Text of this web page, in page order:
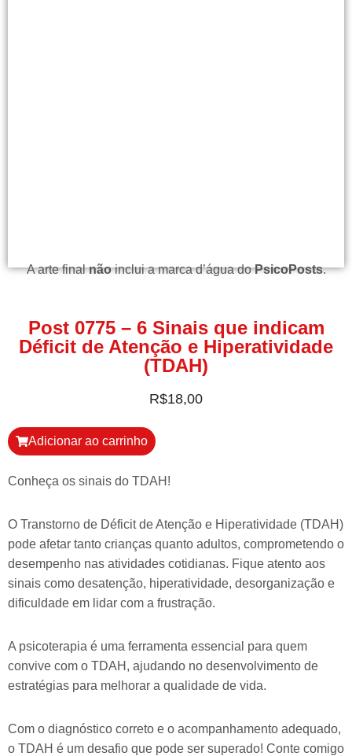
A arte finalnãoinclui a marca d’água doPsicoPosts.
Post 0775 – 6 Sinais que indicam
Déficit de Atenção e Hiperatividade
(TDAH)
R$18,00
Adicionar ao carrinho
Conheça os sinais do TDAH!
O Transtorno de Déficit de Atenção e Hiperatividade (TDAH)
pode afetar tanto crianças quanto adultos, comprometendo o
desempenho nas atividades cotidianas. Fique atento aos
sinais como desatenção, hiperatividade, desorganização e
dificuldade em lidar com a frustração.
A psicoterapia é uma ferramenta essencial para quem
convive com o TDAH, ajudando no desenvolvimento de
estratégias para melhorar a qualidade de vida.
Com o diagnóstico correto e o acompanhamento adequado,
o TDAH é um desafio que pode ser superado! Conte comigo